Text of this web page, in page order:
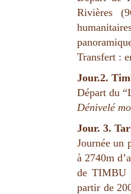
Rivières
Transfert :
Jour.2.
Départ du
Dénivelé
Jour. 3.
Journée un
à 2740m
de TIMBU
partir de